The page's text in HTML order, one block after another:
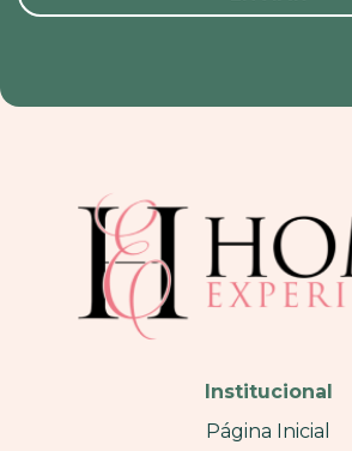
Institucional
Página Inicial